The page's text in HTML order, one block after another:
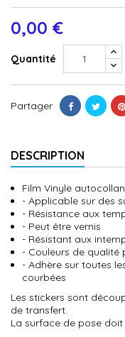
0,00 €
Quantité
Partager
DESCRIPTION
Film Vinyle
- Applicable sur des
- Résistance aux
- Peut être vernis
- Résistant aux
- Couleurs de qualité
- Adhère sur toutes
courbées
Les stickers sont
de transfert.
La surface de pose